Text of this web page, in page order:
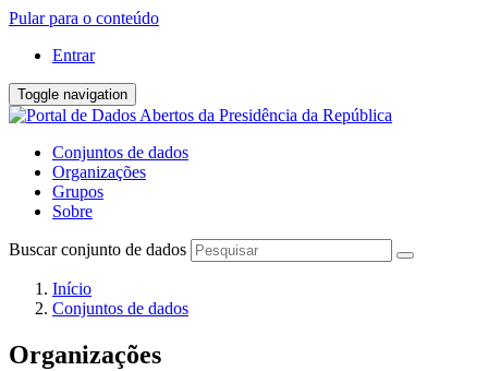
Pular para o conteúdo
Entrar
Toggle navigation
Conjuntos de dados
Organizações
Grupos
Sobre
Buscar conjunto de dados
Início
Conjuntos de dados
Organizações